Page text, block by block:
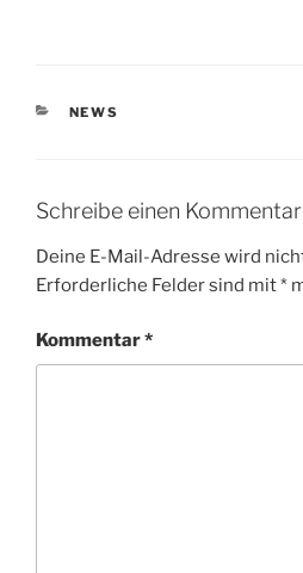
KATEGORIEN
NEWS
Schreibe einen Kommentar
Deine E-Mail-Adresse wird
Erforderliche Felder sind mit*
Kommentar*